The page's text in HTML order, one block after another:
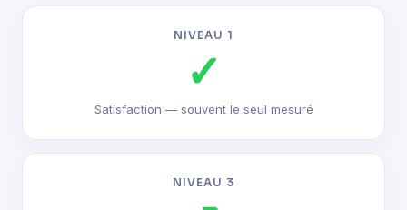
NIVEAU 1
✓
Satisfaction — souvent le seul mesuré
NIVEAU 3